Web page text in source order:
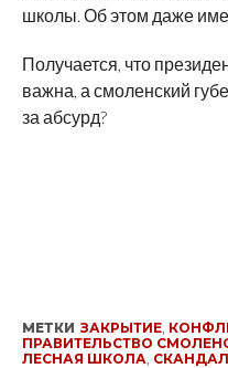
школы. Об этом даже
Получается, что
важна, а смоленский
за абсурд?
МЕТКИ ЗАКРЫТИЕ,
ПРАВИТЕЛЬСТВО
ЛЕСНАЯ ШКОЛА СКАНДАЛ